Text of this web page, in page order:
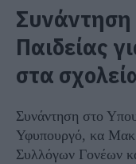
Συνάντηση
Παιδείας
στα
Συνάντηση στο
Υφυπουργό, κα
Συλλόγων Γονέων